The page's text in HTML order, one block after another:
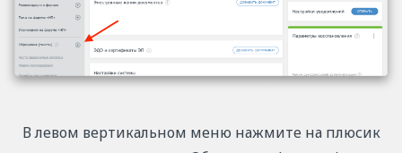
В левом вертикальном меню нажмите на плюсик